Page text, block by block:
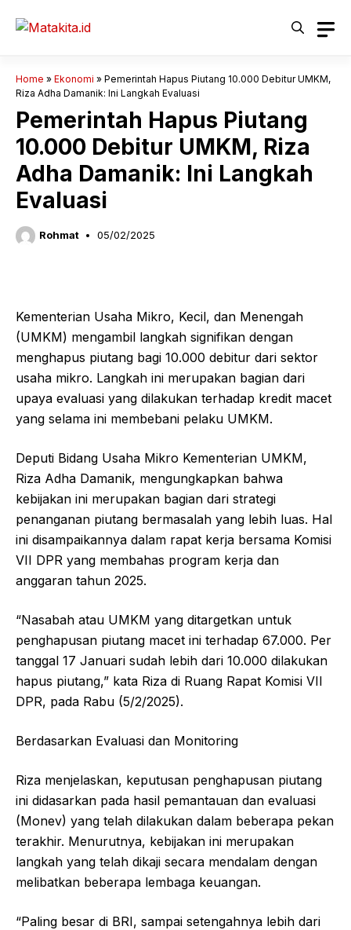
Home » Ekonomi » Pemerintah Hapus Piutang 10.000 Debitur UMKM,
Riza Adha Damanik: Ini Langkah Evaluasi
Pemerintah Hapus Piutang
10.000 Debitur UMKM, Riza
Adha Damanik: Ini Langkah
Evaluasi
Rohmat 05/02/2025
Kementerian Usaha Mikro, Kecil, dan Menengah
(UMKM) mengambil langkah signifikan dengan
menghapus piutang bagi 10.000 debitur dari sektor
usaha mikro. Langkah ini merupakan bagian dari
upaya evaluasi yang dilakukan terhadap kredit macet
yang selama ini membebani pelaku UMKM.
Deputi Bidang Usaha Mikro Kementerian UMKM,
Riza Adha Damanik, mengungkapkan bahwa
kebijakan ini merupakan bagian dari strategi
penanganan piutang bermasalah yang lebih luas. Hal
ini disampaikannya dalam rapat kerja bersama Komisi
VII DPR yang membahas program kerja dan
anggaran tahun 2025.
“Nasabah atau UMKM yang ditargetkan untuk
penghapusan piutang macet ini terhadap 67.000. Per
tanggal 17 Januari sudah lebih dari 10.000 dilakukan
hapus piutang,” kata Riza di Ruang Rapat Komisi VII
DPR, pada Rabu (5/2/2025).
Berdasarkan Evaluasi dan Monitoring
Riza menjelaskan, keputusan penghapusan piutang
ini didasarkan pada hasil pemantauan dan evaluasi
(Monev) yang telah dilakukan dalam beberapa pekan
terakhir. Menurutnya, kebijakan ini merupakan
langkah yang telah dikaji secara mendalam dengan
melibatkan beberapa lembaga keuangan.
“Paling besar di BRI, sampai setengahnya lebih dari